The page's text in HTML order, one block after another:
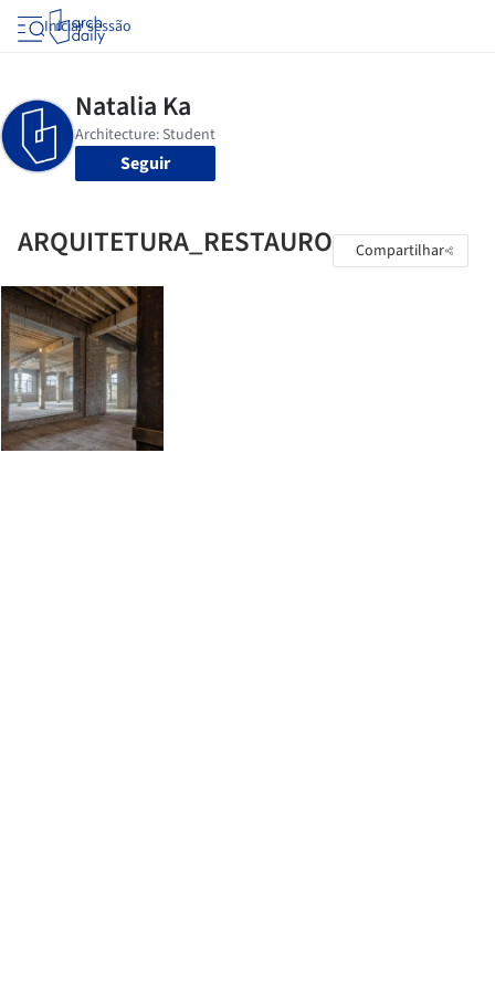
Iniciar sessão
Seguir
ARQUITETURA_RESTAURO Compartilhar